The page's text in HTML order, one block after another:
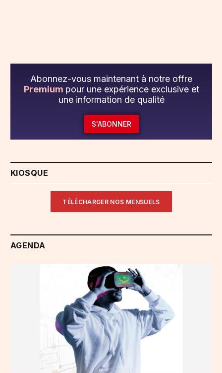
Abonnez-vous maintenant à notre offre
Premium pour une expérience exclusive et
une information de qualité
S'ABONNER
KIOSQUE
TÉLÉCHARGER NOS MENSUELS
AGENDA